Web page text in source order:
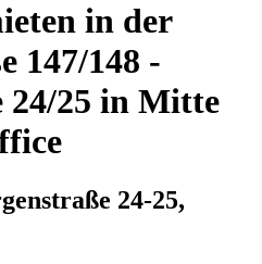
in der
147/148 -
24/25 in Mitte
24-25,